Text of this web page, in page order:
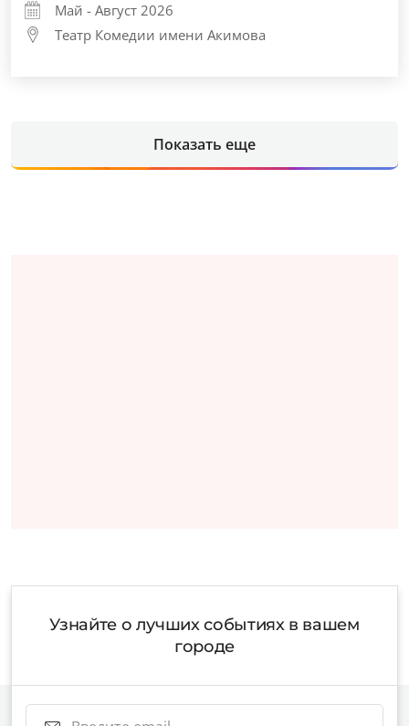
Май - Август 2026
Театр Комедии имени Акимова
Показать еще
Узнайте о лучших событиях в вашем
городе